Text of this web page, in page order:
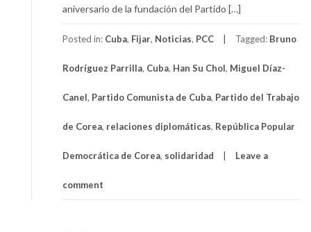
aniversario de la fundación del Partido […]
Posted in: Cuba, Fijar, Noticias, PCC Tagged: Bruno
Rodríguez Parrilla, Cuba, Han Su Chol, Miguel Díaz-
Canel, Partido Comunista de Cuba, Partido del Trabajo
de Corea, relaciones diplomáticas, República Popular
Democrática de Corea, solidaridad Leave a
comment